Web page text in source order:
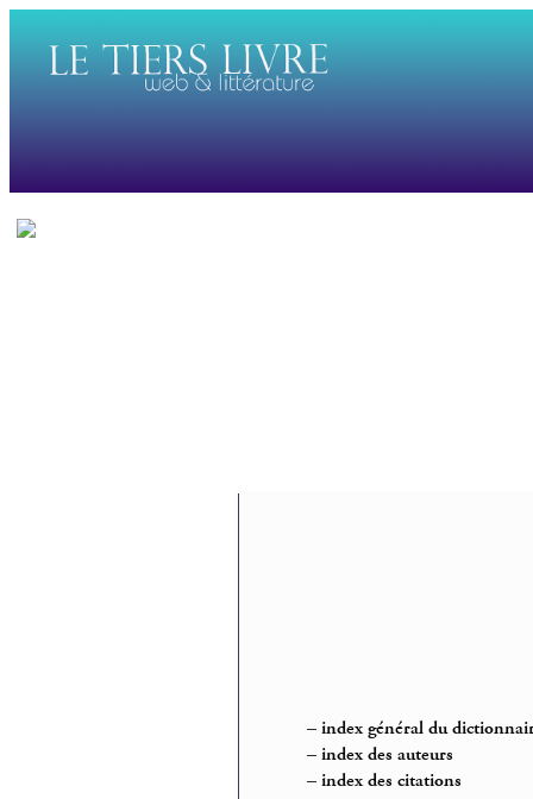
–index général du
–index des auteurs
–index des citations